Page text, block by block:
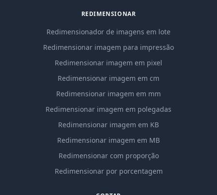
REDIMENSIONAR
Redimensionador de imagens em lote
Redimensionar imagem para impressão
Redimensionar imagem em pixel
Redimensionar imagem em cm
Redimensionar imagem em mm
Redimensionar imagem em polegadas
Redimensionar imagem em KB
Redimensionar imagem em MB
Redimensionar com proporção
Redimensionar por porcentagem